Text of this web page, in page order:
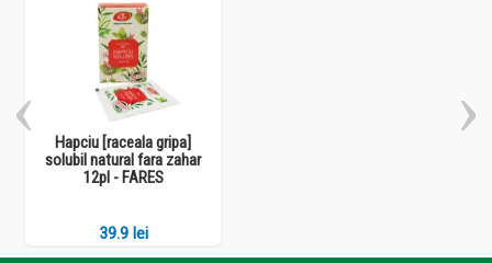
Hapciu [raceala gripa]
solubil natural fara zahar
12pl - FARES
39.9 lei